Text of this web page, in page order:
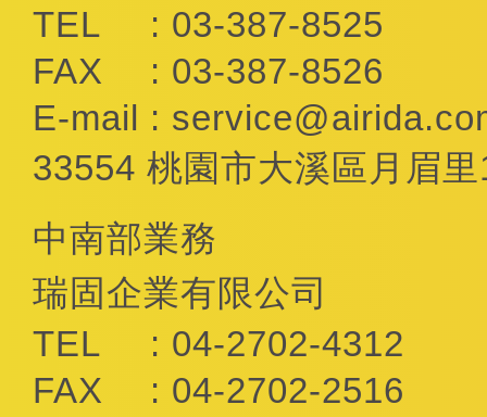
TEL
: 03-387-8525
FAX
: 03-387-8526
E-mail :
33554 桃園市大溪區月眉
中南部業務
瑞固企業有限公司
TEL
: 04-2702-4312
FAX
: 04-2702-2516